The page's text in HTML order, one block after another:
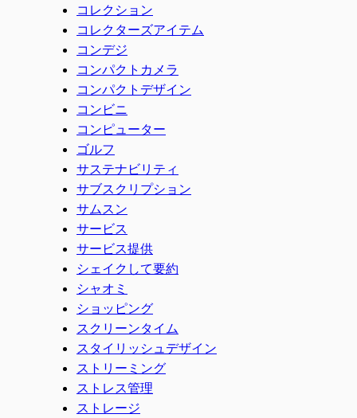
コレクション
コレクターズアイテム
コンデジ
コンパクトカメラ
コンパクトデザイン
コンビニ
コンピューター
ゴルフ
サステナビリティ
サブスクリプション
サムスン
サービス
サービス提供
シェイクして要約
シャオミ
ショッピング
スクリーンタイム
スタイリッシュデザイン
ストリーミング
ストレス管理
ストレージ